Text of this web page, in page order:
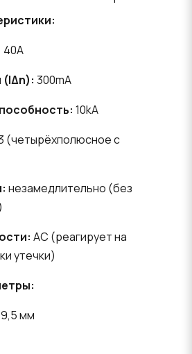
40A
(IΔn): 300mA
10kA
(четырёхполюсное с
незамедлительно (без
AC (реагирует на
утечки)
мм